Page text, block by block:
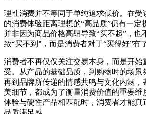
理性消费并不等同于单纯追求低价。在受
的消费体验距离理想的“高品质”仍有一定
并非因为商品价格高昂导致“买不起”，也
致“买不到”，而是消费者对于“买得好”有
消费者不再仅仅关注交易本身，而是开始
受。从产品的基础品质，到购物时的场景
再到品牌所传递的情感共鸣与文化内涵，
美细节，都成为了衡量消费价值的重要维
体验与硬性产品相匹配时，消费者才能真
品质满足感。